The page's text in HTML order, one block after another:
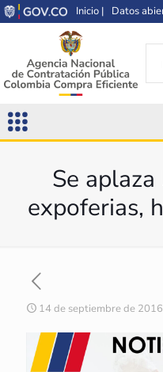
Inicio | Datos
Se
expoferias,
14 de septiembre de 2016